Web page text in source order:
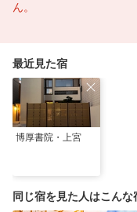
ん。
最近見た宿
博厚書院・上宮
同じ宿を見た人はこん